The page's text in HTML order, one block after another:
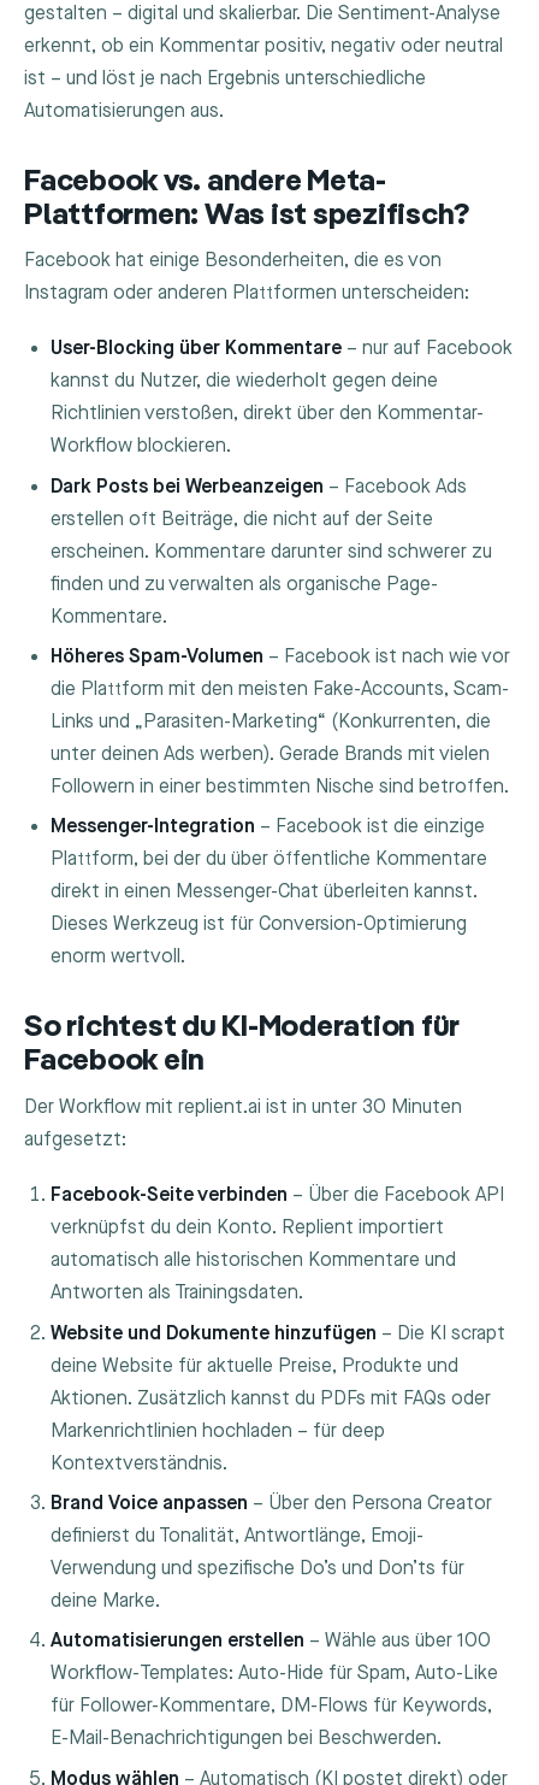
gestalten – digital und skalierbar. Die Sentiment-Analyse
erkennt, ob ein Kommentar positiv, negativ oder neutral
ist – und löst je nach Ergebnis unterschiedliche
Automatisierungen aus.
Facebook vs. andere Meta-
Plattformen: Was ist spezifisch?
Facebook hat einige Besonderheiten, die es von
Instagram oder anderen Plattformen unterscheiden:
User-Blocking über Kommentare – nur auf Facebook
kannst du Nutzer, die wiederholt gegen deine
Richtlinien verstoßen, direkt über den Kommentar-
Workflow blockieren.
Dark Posts bei Werbeanzeigen – Facebook Ads
erstellen oft Beiträge, die nicht auf der Seite
erscheinen. Kommentare darunter sind schwerer zu
finden und zu verwalten als organische Page-
Kommentare.
Höheres Spam-Volumen – Facebook ist nach wie vor
die Plattform mit den meisten Fake-Accounts, Scam-
Links und „Parasiten-Marketing“ (Konkurrenten, die
unter deinen Ads werben). Gerade Brands mit vielen
Followern in einer bestimmten Nische sind betroffen.
Messenger-Integration – Facebook ist die einzige
Plattform, bei der du über öffentliche Kommentare
direkt in einen Messenger-Chat überleiten kannst.
Dieses Werkzeug ist für Conversion-Optimierung
enorm wertvoll.
So richtest du KI-Moderation für
Facebook ein
Der Workflow mit replient.ai ist in unter 30 Minuten
aufgesetzt:
Facebook-Seite verbinden – Über die Facebook API
verknüpfst du dein Konto. Replient importiert
automatisch alle historischen Kommentare und
Antworten als Trainingsdaten.
Website und Dokumente hinzufügen – Die KI scrapt
deine Website für aktuelle Preise, Produkte und
Aktionen. Zusätzlich kannst du PDFs mit FAQs oder
Markenrichtlinien hochladen – für deep
Kontextverständnis.
Brand Voice anpassen – Über den Persona Creator
definierst du Tonalität, Antwortlänge, Emoji-
Verwendung und spezifische Do’s und Don’ts für
deine Marke.
Automatisierungen erstellen – Wähle aus über 100
Workflow-Templates: Auto-Hide für Spam, Auto-Like
für Follower-Kommentare, DM-Flows für Keywords,
E-Mail-Benachrichtigungen bei Beschwerden.
Modus wählen – Automatisch (KI postet direkt) oder